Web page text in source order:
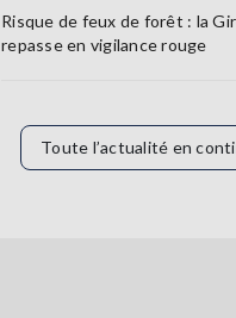
Risque de feux de forêt : la
repasse en vigilance rouge
Toute l’actualité en